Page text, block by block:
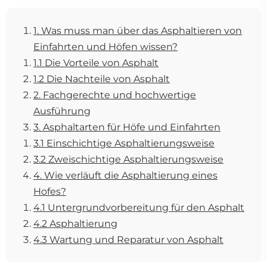
1. Was muss man über das Asphaltieren von
Einfahrten und Höfen wissen?
1.1 Die Vorteile von Asphalt
1.2 Die Nachteile von Asphalt
2. Fachgerechte und hochwertige
Ausführung
3. Asphaltarten für Höfe und Einfahrten
3.1 Einschichtige Asphaltierungsweise
3.2 Zweischichtige Asphaltierungsweise
4. Wie verläuft die Asphaltierung eines
Hofes?
4.1 Untergrundvorbereitung für den Asphalt
4.2 Asphaltierung
4.3 Wartung und Reparatur von Asphalt